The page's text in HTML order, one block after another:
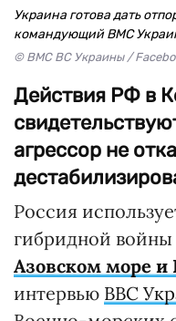
Украина готова дать
командующий ВМС
© ВМС ВС Украины /
Действия РФ в
агрессор не
Россия
гибридной войны
Азовском море и
интервью BBC